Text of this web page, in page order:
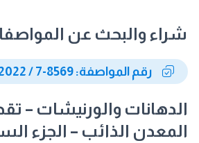
شراء والبحث عن
رقم المواصفة: 8569-7 / 2022
الدهانات والورنيشات –
المعدن الذائب – الجزء